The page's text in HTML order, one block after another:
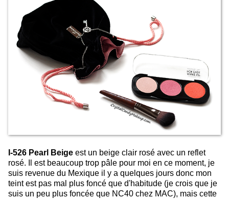
I-526 Pearl Beige est un beige clair rosé avec un reflet
rosé. Il est beaucoup trop pâle pour moi en ce moment, je
suis revenue du Mexique il y a quelques jours donc mon
teint est pas mal plus foncé que d'habitude (je crois que je
suis un peu plus foncée que NC40 chez MAC), mais cette